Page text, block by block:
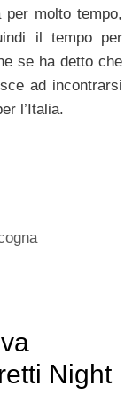
per molto tempo,
il tempo per
se ha detto che
ad incontrarsi
l’Italia.
Night